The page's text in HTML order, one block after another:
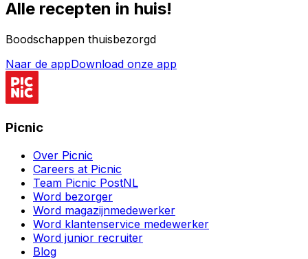
Alle recepten in huis!
Boodschappen thuisbezorgd
Naar de appDownload onze app
Picnic
Over Picnic
Careers at Picnic
Team Picnic PostNL
Word bezorger
Word magazijnmedewerker
Word klantenservice medewerker
Word junior recruiter
Blog